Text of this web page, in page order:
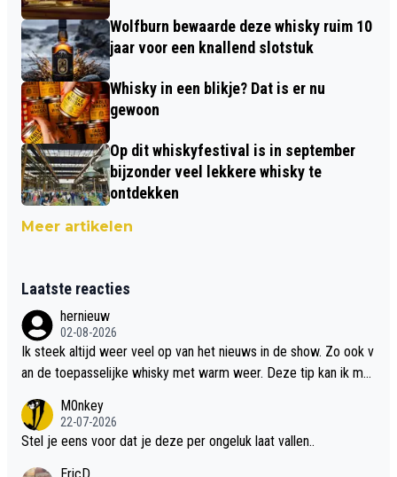
Wolfburn bewaarde deze whisky ruim 10
jaar voor een knallend slotstuk
Whisky in een blikje? Dat is er nu
gewoon
Op dit whiskyfestival is in september
bijzonder veel lekkere whisky te
ontdekken
Meer artikelen
Laatste reacties
hernieuw
02-08-2026
Ik steek altijd weer veel op van het nieuws in de show. Zo ook v
an de toepasselijke whisky met warm weer. Deze tip kan ik met
M0nkey
22-07-2026
Stel je eens voor dat je deze per ongeluk laat vallen..
EricD